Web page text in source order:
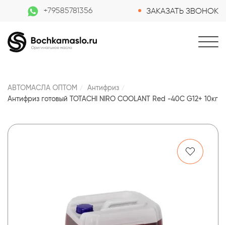
+79585781356 ЗАКАЗАТЬ ЗВОНОК
АВТОМАСЛА ОПТОМ
Антифриз
Антифриз готовый TOTACHI NIRO COOLANT Red -40C G12+ 10кг